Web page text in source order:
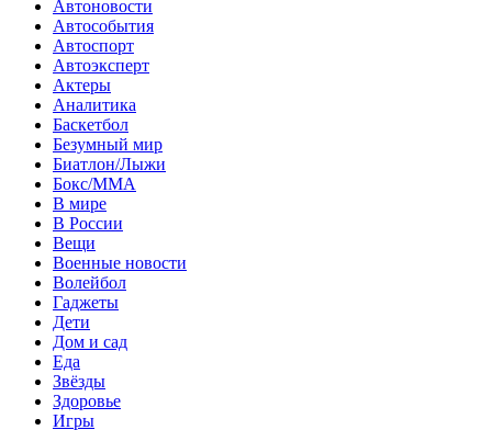
Автоновости
Автособытия
Автоспорт
Автоэксперт
Актеры
Аналитика
Баскетбол
Безумный мир
Биатлон/Лыжи
Бокс/MMA
В мире
В России
Вещи
Военные новости
Волейбол
Гаджеты
Дети
Дом и сад
Еда
Звёзды
Здоровье
Игры